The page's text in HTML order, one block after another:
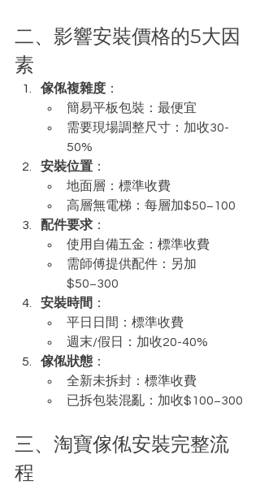
二、影響安裝價格的5大因
素
傢俬複雜度 ：
簡易平板包裝：最便宜
需要現場調整尺寸：加收30-
50%
安裝位置 ：
地面層：標準收費
高層無電梯：每層加$50−100
配件要求 ：
使用自備五金：標準收費
需師傅提供配件：另加
$50−300
安裝時間 ：
平日日間：標準收費
週末/假日：加收20-40%
傢俬狀態 ：
全新未拆封：標準收費
已拆包裝混亂：加收$100−300
三、淘寶傢俬安裝完整流
程